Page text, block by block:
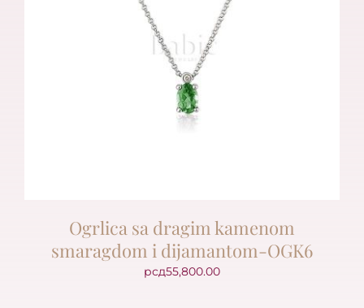
Ogrlica sa dragim kamenom
smaragdom i dijamantom-OGK6
рсд55,800.00